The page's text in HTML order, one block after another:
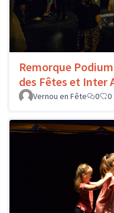
Remorque
des Fêtes et Inter
Vernou en Fête
0 0